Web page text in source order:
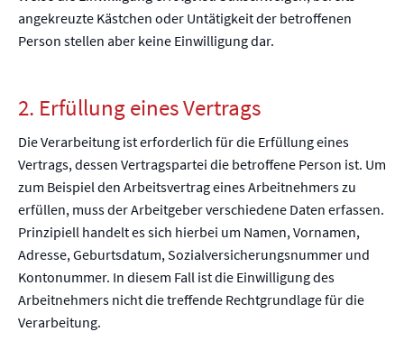
angekreuzte Kästchen oder Untätigkeit der betroffenen
Person stellen aber keine Einwilligung dar.
2. Erfüllung eines Vertrags
Die Verarbeitung ist erforderlich für die Erfüllung eines
Vertrags, dessen Vertragspartei die betroffene Person ist. Um
zum Beispiel den Arbeitsvertrag eines Arbeitnehmers zu
erfüllen, muss der Arbeitgeber verschiedene Daten erfassen.
Prinzipiell handelt es sich hierbei um Namen, Vornamen,
Adresse, Geburtsdatum, Sozialversicherungsnummer und
Kontonummer. In diesem Fall ist die Einwilligung des
Arbeitnehmers nicht die treffende Rechtgrundlage für die
Verarbeitung.